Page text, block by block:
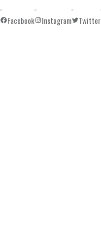
Facebook Instagram Twitter